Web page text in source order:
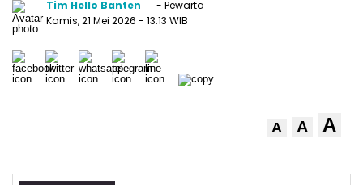
Tim Hello Banten
- Pewarta
Kamis, 21 Mei 2026 - 13:13 WIB
A A A